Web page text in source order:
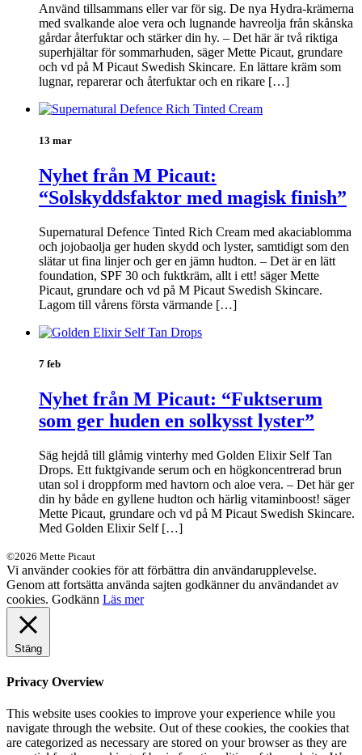
Använd tillsammans eller var för sig. De nya Hydra-krämerna
med svalkande aloe vera och lugnande havreolja från skånska
gårdar återfuktar och stärker din hy. – Det här är två riktiga
superhjältar för sommarhuden, säger Mette Picaut, grundare
och vd på M Picaut Swedish Skincare. En lättare kräm som
lugnar, reparerar och återfuktar och en rikare […]
13 mar
Nyhet från M Picaut:
“Solskyddsfaktor med magisk finish”
Supernatural Defence Tinted Rich Cream med akaciablomma
och jojobaolja ger huden skydd och lyster, samtidigt som den
slätar ut fina linjer och ger en jämn hudton. – Det är en lätt
foundation, SPF 30 och fuktkräm, allt i ett! säger Mette
Picaut, grundare och vd på M Picaut Swedish Skincare.
Lagom till vårens första värmande […]
7 feb
Nyhet från M Picaut: “Fuktserum
som ger huden en solkysst lyster”
Säg hejdå till glåmig vinterhy med Golden Elixir Self Tan
Drops. Ett fuktgivande serum och en högkoncentrerad brun
utan sol i droppform med havtorn och aloe vera. – Det här ger
din hy både en gyllene hudton och härlig vitaminboost! säger
Mette Picaut, grundare och vd på M Picaut Swedish Skincare.
Med Golden Elixir Self […]
©2026 Mette Picaut
Vi använder cookies för att förbättra din användarupplevelse.
Genom att fortsätta använda sajten godkänner du användandet av
cookies. Godkänn Läs mer
Stäng
Privacy Overview
This website uses cookies to improve your experience while you
navigate through the website. Out of these cookies, the cookies that
are categorized as necessary are stored on your browser as they are